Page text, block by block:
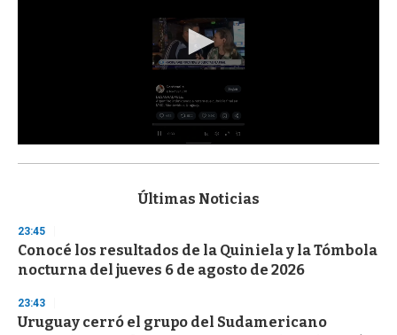
s
d
s
o
f
3
s
Últimas Noticias
23:45
Conocé los resultados de la Quiniela y la Tómbola
nocturna del jueves 6 de agosto de 2026
23:43
Uruguay cerró el grupo del Sudamericano